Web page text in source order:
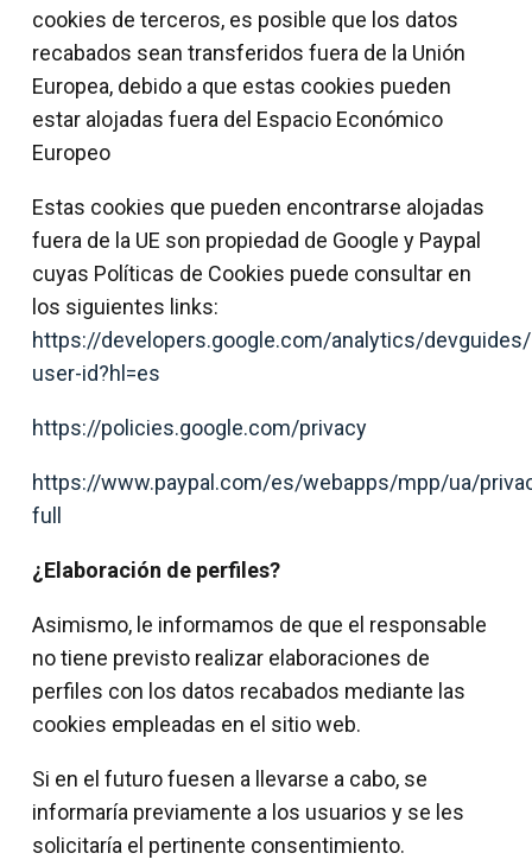
cookies de terceros, es posible que los datos
recabados sean transferidos fuera de la Unión
Europea, debido a que estas cookies pueden
estar alojadas fuera del Espacio Económico
Europeo
Estas cookies que pueden encontrarse alojadas
fuera de la UE son propiedad de Google y Paypal
cuyas Políticas de Cookies puede consultar en
los siguientes links:
https://developers.google.com/analytics/
user-id?hl=es
https://policies.google.com/privacy
https://www.paypal.com/es/webapps/mpp/ua/
full
¿Elaboración de perfiles?
Asimismo, le informamos de que el responsable
no tiene previsto realizar elaboraciones de
perfiles con los datos recabados mediante las
cookies empleadas en el sitio web.
Si en el futuro fuesen a llevarse a cabo, se
informaría previamente a los usuarios y se les
solicitaría el pertinente consentimiento.